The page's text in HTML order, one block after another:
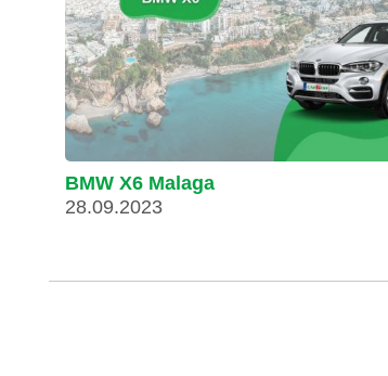
BMW X6 Malaga
28.09.2023